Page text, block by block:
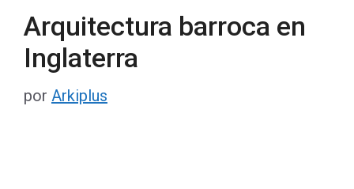
Arquitectura barroca en
Inglaterra
por Arkiplus